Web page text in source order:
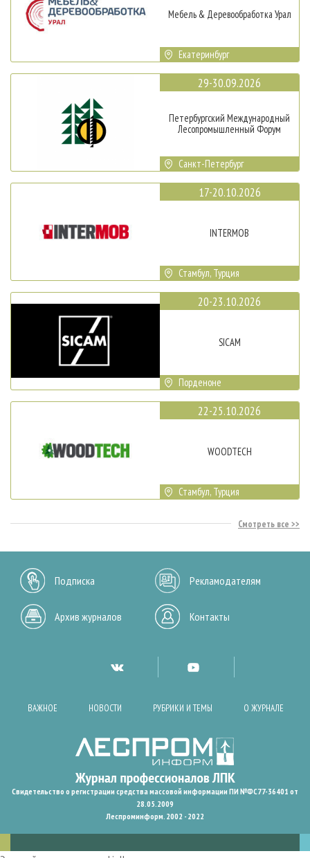
Мебель & Деревообработка Урал
Екатеринбург
29-30.09.2026
Петербургский Международный
Лесопромышленный Форум
Санкт-Петербург
17-20.10.2026
INTERMOB
Стамбул, Турция
20-23.10.2026
SICAM
Порденоне
22-25.10.2026
WOODTECH
Стамбул, Турция
Смотреть все
Подписка Рекламодателям
Архив журналов Контакты
ВАЖНОЕ НОВОСТИ РУБРИКИ И ТЕМЫ О ЖУРНАЛЕ
Свидетельство о регистрации средства массовой информации ПИ №ФС77-36401 от
28.05.2009
Леспроминформ. 2002 - 2022